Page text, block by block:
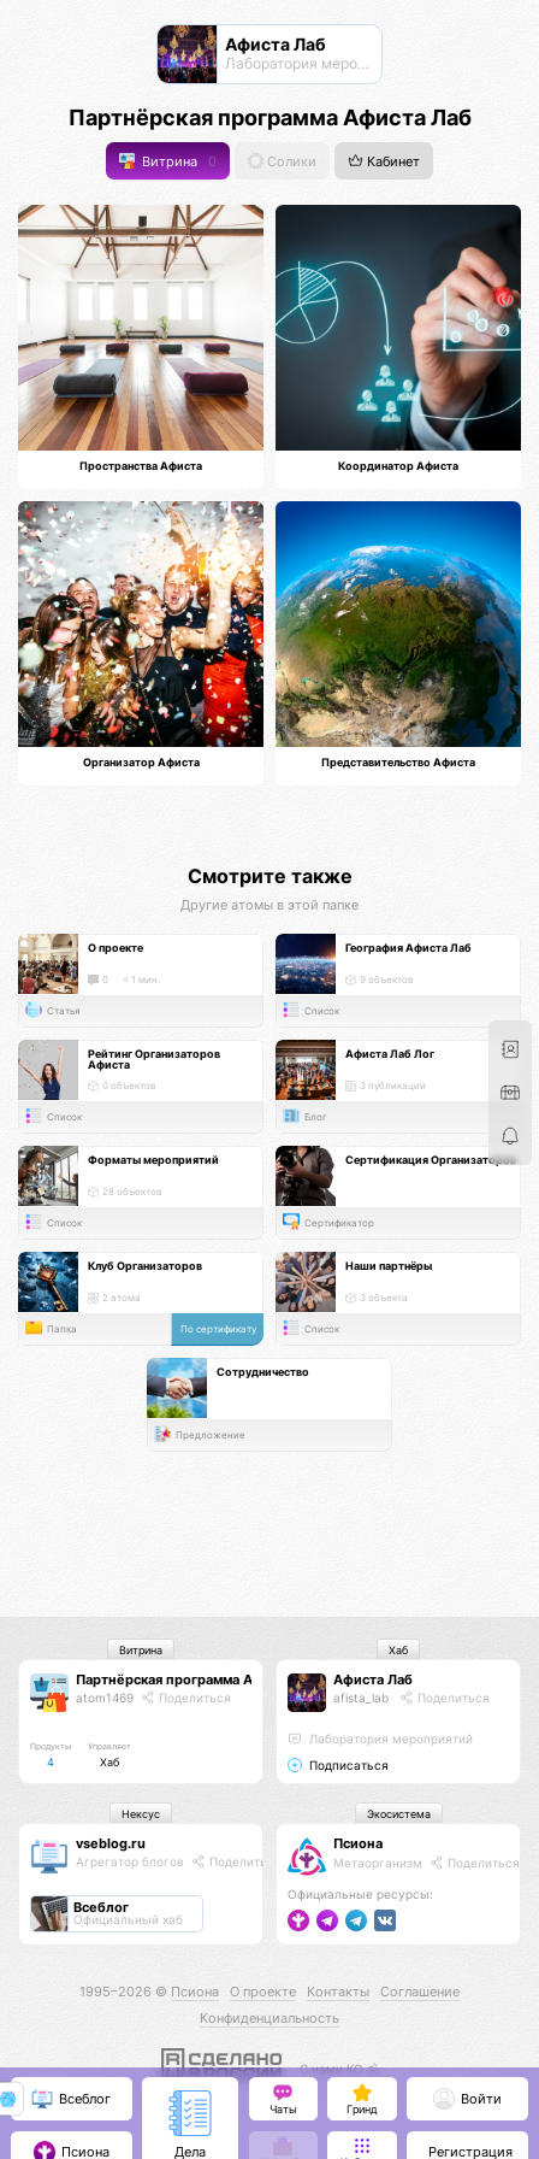
Афиста Лаб
Лаборатория мероприятий
Партнёрская программа Афиста Лаб
Витрина 0 Солики Кабинет
Пространства Афиста Координатор Афиста
Организатор Афиста Представительство Афиста
Смотрите также
Другие атомы в этой папке
О проекте
0 < 1 мин.
Статья
География Афиста Лаб
9 объектов
Список
Рейтинг Организаторов
Афиста
0 объектов
Список
Афиста Лаб Лог
3 публикации
Блог
Форматы мероприятий
28 объектов
Список
Сертификация Организаторов
Сертификатор
Клуб Организаторов
2 атома
Папка По сертификату
Наши партнёры
3 объекта
Список
Сотрудничество
Предложение
Партнёрская программа Афиста Лаб
atom1469 Поделиться
Продукты
4
Управляет
Хаб
Витрина
Афиста Лаб
afista_lab Поделиться
Лаборатория мероприятий
Подписаться
Хаб
vseblog.ru
Агрегатор блогов Поделиться
Всеблог
Официальный хаб
Нексус
Псиона
Метаорганизм Поделиться
Официальные ресурсы:
Экосистема
1995–2026 © Псиона О проекте Контакты
Соглашение
Конфиденциальность
С нами КО 🕉️
Всеблог
Псиона Дела
Чаты Гринд
Войти
Регистрация